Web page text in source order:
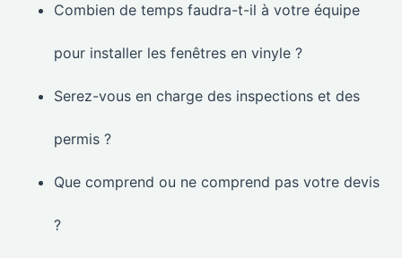
Combien de temps faudra-t-il à votre équipe
pour installer les fenêtres en vinyle ?
Serez-vous en charge des inspections et des
permis ?
Que comprend ou ne comprend pas votre devis
?